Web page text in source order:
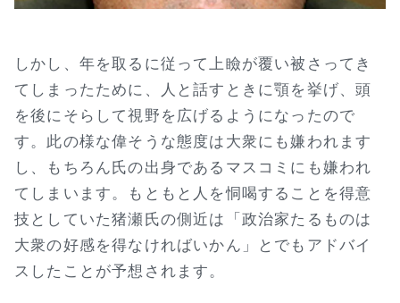
しかし、年を取るに従って上瞼が覆い被さってき
てしまったために、人と話すときに顎を挙げ、頭
を後にそらして視野を広げるようになったので
す。此の様な偉そうな態度は大衆にも嫌われます
し、もちろん氏の出身であるマスコミにも嫌われ
てしまいます。もともと人を恫喝することを得意
技としていた猪瀬氏の側近は「政治家たるものは
大衆の好感を得なければいかん」とでもアドバイ
スしたことが予想されます。